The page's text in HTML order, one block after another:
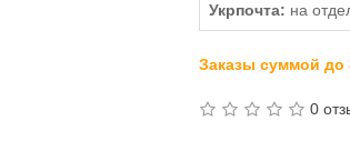
Укрпочта: на
Заказы суммой до
0